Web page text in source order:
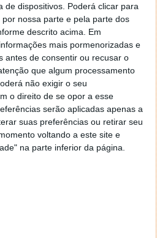
de dispositivos. Poderá clicar para
nossa parte e pela parte dos
descrito acima. Em
mais pormenorizadas e
antes de consentir ou recusar o
que algum processamento
não exigir o seu
o direito de se opor a esse
serão aplicadas apenas a
suas preferências ou retirar seu
voltando a este site e
na parte inferior da página.
tem mais de um ano
no Google Notícias
faça uma sugestão Autor:Vítor M.